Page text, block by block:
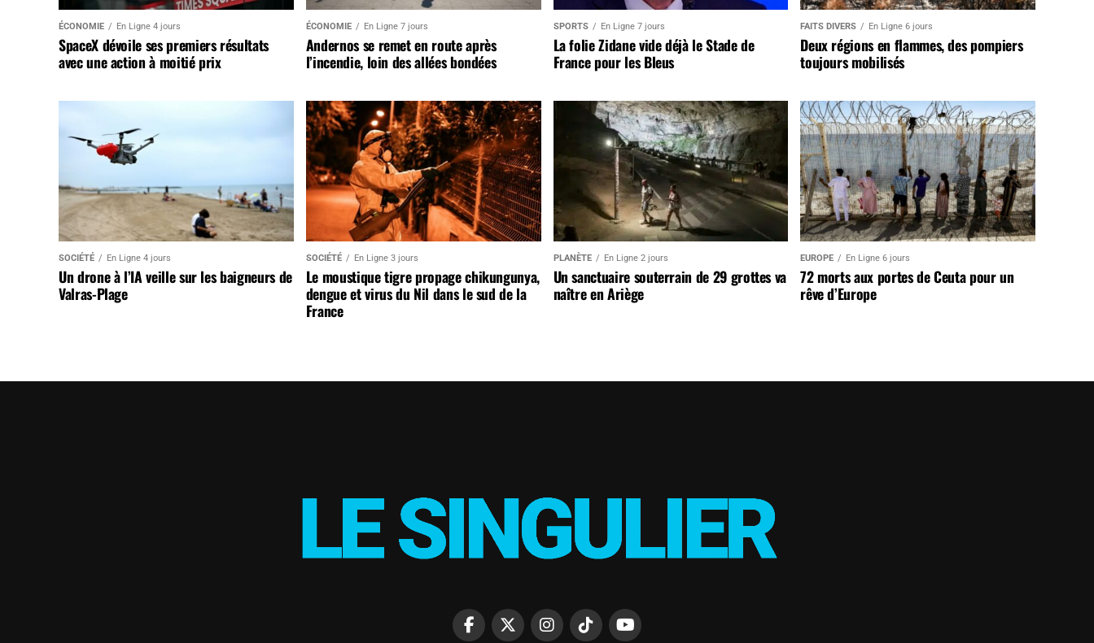
ÉCONOMIE En Ligne 4 jours
SpaceX dévoile ses premiers résultats
avec une action à moitié prix
ÉCONOMIE En Ligne 7 jours
Andernos se remet en route après
l’incendie, loin des allées bondées
SPORTS En Ligne 7 jours
La folie Zidane vide déjà le Stade de
France pour les Bleus
FAITS DIVERS En Ligne 6 jours
Deux régions en flammes, des pompiers
toujours mobilisés
SOCIÉTÉ En Ligne 4 jours
Un drone à l’IA veille sur les baigneurs de
Valras-Plage
SOCIÉTÉ En Ligne 3 jours
Le moustique tigre propage chikungunya,
dengue et virus du Nil dans le sud de la
France
PLANÈTE En Ligne 2 jours
Un sanctuaire souterrain de 29 grottes va
naître en Ariège
EUROPE En Ligne 6 jours
72 morts aux portes de Ceuta pour un
rêve d’Europe